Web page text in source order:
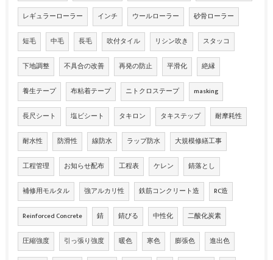
レギュラーローラー インチ ウールローラー 砂骨ローラー
短毛 中毛 長毛 吹付タイル リシン吹き スタッコ
下地調整 不具合の改善 再発の防止 平滑化 絶縁
養生テープ 布粘着テープ ニトクロステープ masking
長尺シート 塩ビシート タキロン タキステップ 耐摩耗性
耐水性 防滑性 線防水 ラップ防水 大規模修繕工事
工程管理 お知らせ配布 工程表 ケレン 錆落とし
補修用モルタル 強アルカリ性 鉄筋コンクリート造 RC造
Reinforced Concrete 錆 錆びる 中性化 二酸化炭素
圧縮強度 引っ張り強度 暖色 寒色 膨張色 進出色